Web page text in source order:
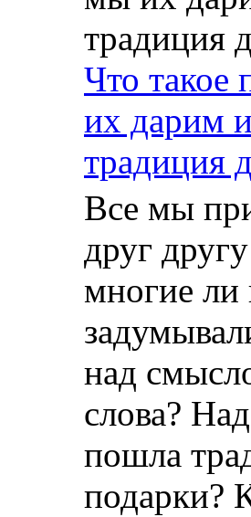
Что такое
их дарим
традиция
Все мы
друг
многие ли
над
слова?
пошла
подарки?